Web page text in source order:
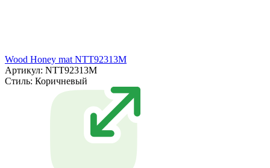
Wood Honey mat NTT92313M
Артикул: NTT92313M
Стиль: Коричневый